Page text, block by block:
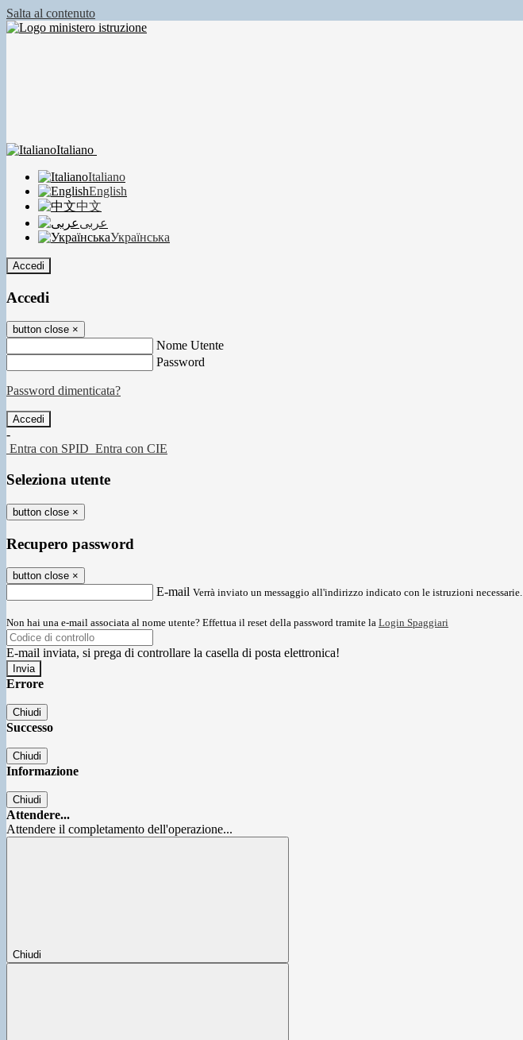
Salta al contenuto
Italiano
Italiano
English
中文
عربى
Українська
Accedi
Accedi
button close ×
Nome Utente
Password
Password dimenticata?
-
Entra con SPID Entra con CIE
Seleziona utente
button close ×
Recupero password
button close ×
E-mail Verrà inviato un messaggio all'indirizzo indicato con le istruzioni necessarie.
Non hai una e-mail associata al nome utente? Effettua il reset della password tramite la Login Spaggiari
E-mail inviata, si prega di controllare la casella di posta elettronica!
Errore
Chiudi
Successo
Chiudi
Informazione
Chiudi
Attendere...
Attendere il completamento dell'operazione...
Chiudi